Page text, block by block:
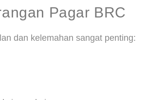
Pagar BRC
dan kelemahan sangat penting: